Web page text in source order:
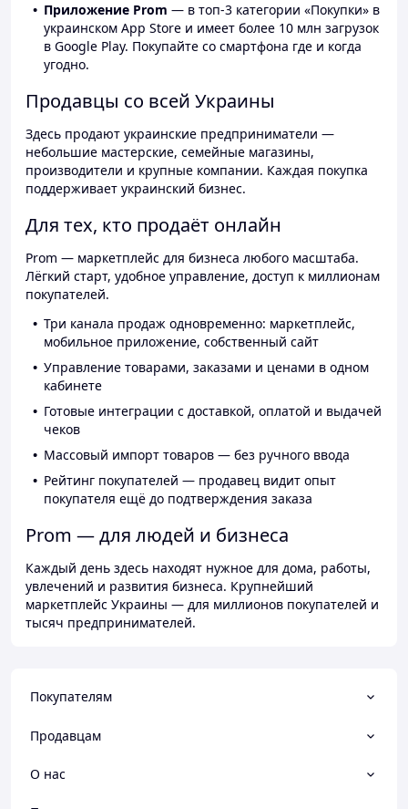
Приложение Prom — в топ-3 категории «Покупки» в
украинском App Store и имеет более 10 млн загрузок
в Google Play. Покупайте со смартфона где и когда
угодно.
Продавцы со всей Украины
Здесь продают украинские предприниматели —
небольшие мастерские, семейные магазины,
производители и крупные компании. Каждая покупка
поддерживает украинский бизнес.
Для тех, кто продаёт онлайн
Prom — маркетплейс для бизнеса любого масштаба.
Лёгкий старт, удобное управление, доступ к миллионам
покупателей.
Три канала продаж одновременно: маркетплейс,
мобильное приложение, собственный сайт
Управление товарами, заказами и ценами в одном
кабинете
Готовые интеграции с доставкой, оплатой и выдачей
чеков
Массовый импорт товаров — без ручного ввода
Рейтинг покупателей — продавец видит опыт
покупателя ещё до подтверждения заказа
Prom — для людей и бизнеса
Каждый день здесь находят нужное для дома, работы,
увлечений и развития бизнеса. Крупнейший
маркетплейс Украины — для миллионов покупателей и
тысяч предпринимателей.
Покупателям
Продавцам
О нас